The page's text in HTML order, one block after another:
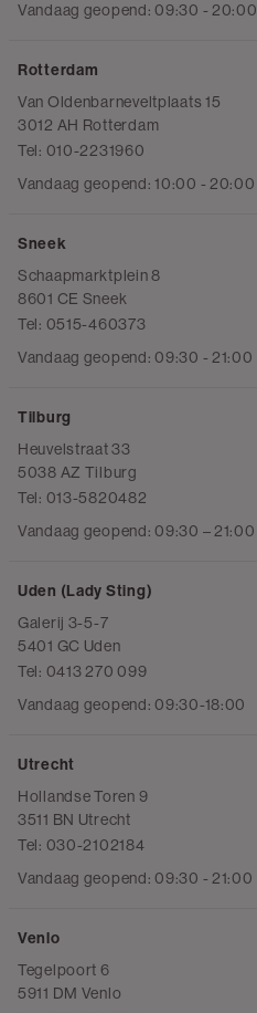
Vandaag geopend: 09:30 - 20:00
Rotterdam
Van Oldenbarneveltplaats 15
3012 AH Rotterdam
Tel: 010-2231960
Vandaag geopend: 10:00 - 20:00
Sneek
Schaapmarktplein 8
8601 CE Sneek
Tel: 0515-460373
Vandaag geopend: 09:30 - 21:00
Tilburg
Heuvelstraat 33
5038 AZ Tilburg
Tel: 013-5820482
Vandaag geopend: 09:30 – 21:00
Uden (Lady Sting)
Galerij 3-5-7
5401 GC Uden
Tel: 0413 270 099
Vandaag geopend: 09:30-18:00
Utrecht
Hollandse Toren 9
3511 BN Utrecht
Tel: 030-2102184
Vandaag geopend: 09:30 - 21:00
Venlo
Tegelpoort 6
5911 DM Venlo